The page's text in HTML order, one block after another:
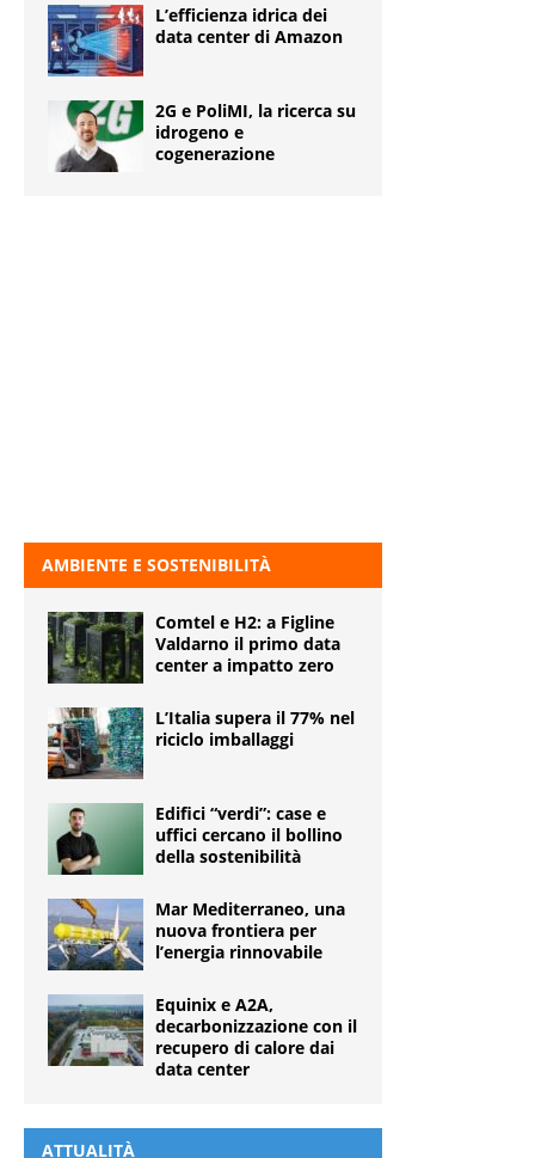
L’efficienza idrica dei
data center di Amazon
2G e PoliMI, la ricerca su
idrogeno e
cogenerazione
AMBIENTE E SOSTENIBILITÀ
Comtel e H2: a Figline
Valdarno il primo data
center a impatto zero
L’Italia supera il 77% nel
riciclo imballaggi
Edifici “verdi”: case e
uffici cercano il bollino
della sostenibilità
Mar Mediterraneo, una
nuova frontiera per
l’energia rinnovabile
Equinix e A2A,
decarbonizzazione con il
recupero di calore dai
data center
ATTUALITÀ